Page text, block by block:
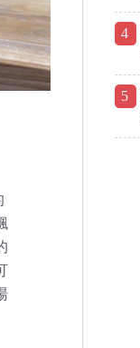
4
5